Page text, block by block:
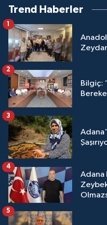
Trend Haberler
1
Bilgiç:
2
3
Adana
4
5